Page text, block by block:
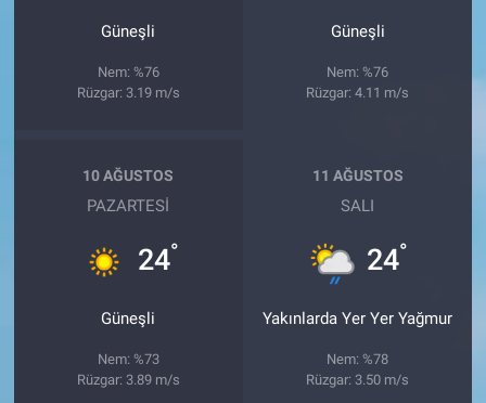
Güneşli
Nem: %76
Rüzgar: 3.19 m/s
Güneşli
Nem: %76
Rüzgar: 4.11 m/s
10 AĞUSTOS
PAZARTESI
24°
Güneşli
Nem: %73
Rüzgar: 3.89 m/s
11 AĞUSTOS
SALI
24°
Yakınlarda Yer Yer Yağmur
Nem: %78
Rüzgar: 3.50 m/s